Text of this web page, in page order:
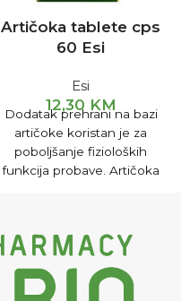
Artičoka tablete cps
60 Esi
Esi
12,30 KM
Dodatak prehrani na bazi
artičoke koristan je za
poboljšanje fizioloških
funkcija probave. Artičoka
kamenca i smanjuje
koncentraciju holesterola u
krvi.